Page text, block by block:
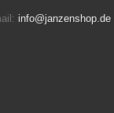
info@janzenshop.de